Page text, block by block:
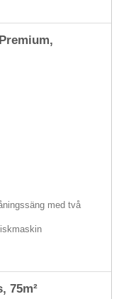
med två
, 75m²